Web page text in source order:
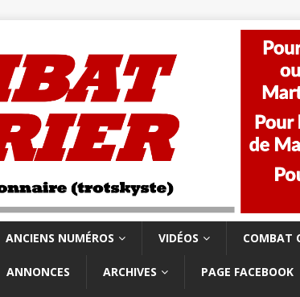
ANCIENS NUMÉROS VIDÉOS COMBAT
ANNONCES ARCHIVES PAGE FACEBOOK